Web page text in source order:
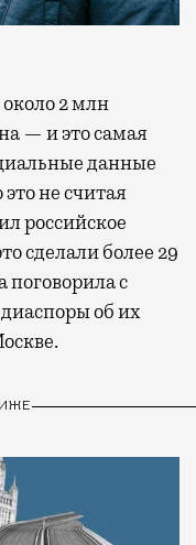
— и это самая
данные
не считая
российское
сделали более 29
поговорила с
об их